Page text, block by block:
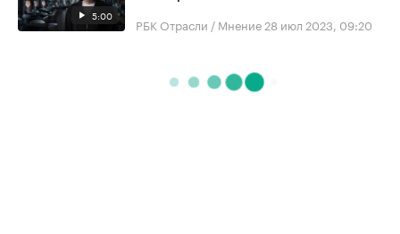
5:00 РБК Отрасли / Мнение 28 июл 2023, 09:20